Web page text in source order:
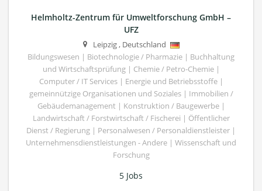
Helmholtz-Zentrum für Umweltforschung GmbH –
UFZ
Leipzig, Deutschland
Bildungswesen | Biotechnologie / Pharmazie | Buchhaltung
und Wirtschaftsprüfung | Chemie / Petro-Chemie |
Computer / IT Services | Energie und Betriebsstoffe |
gemeinnützige Organisationen und Soziales | Immobilien /
Gebäudemanagement | Konstruktion / Baugewerbe |
Landwirtschaft / Forstwirtschaft / Fischerei | Öffentlicher
Dienst / Regierung | Personalwesen / Personaldienstleister |
Unternehmensdienstleistungen - Andere | Wissenschaft und
Forschung
5 Jobs